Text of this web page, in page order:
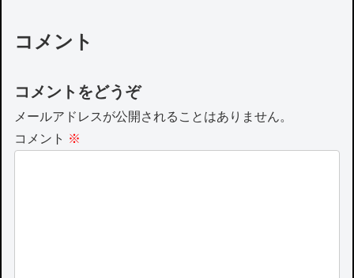
コメント
コメントをどうぞ
メールアドレスが公開されることはありません。
コメント ※